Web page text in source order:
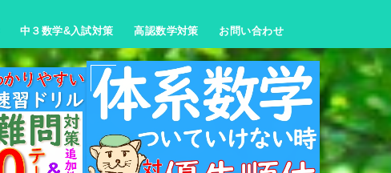
中３数学&入試対策 高認数学対策 お問い合わせ